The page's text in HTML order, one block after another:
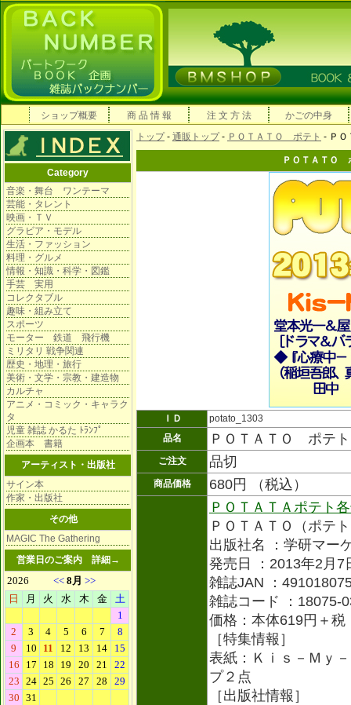
ショップ概要 商 品 情 報 注 文 方 法 かごの中身
Category
音楽・舞台 ワンテーマ
芸能・タレント
映画・ＴＶ
グラビア・モデル
生活・ファッション
料理・グルメ
情報・知識・科学・図鑑
手芸 実用
コレクタブル
趣味・組み立て
スポーツ
モーター 鉄道 飛行機
ミリタリ 戦争関連
歴史・地理・旅行
美術・文学・宗教・建造物
カルチャ
アニメ・コミック・キャラク
タ
児童 雑誌 かるた ﾄﾗﾝﾌﾟ
企画本 書籍
アーティスト・出版社
サイン本
作家・出版社
その他
MAGIC The Gathering
営業日のご案内 詳細→
トップ- 通販トップ- ＰＯＴＡＴＯ ポテト - Ｐ
ＰＯＴＡＴＯ
ＩＤ
potato_1303
品名
ＰＯＴＡＴＯ ポテ
ご注文 品切
商品価格 680円 （税込）
ＰＯＴＡＴＡポテト
ＰＯＴＡＴＯ（ポテ
出版社名 ：学研マー
発売日 ：2013年2月7
雑誌JAN ：
雑誌コード ：18075-
価格：本体619円＋税
［特集情報］
表紙：Ｋｉｓ－Ｍｙ
プ２点
［出版社情報］